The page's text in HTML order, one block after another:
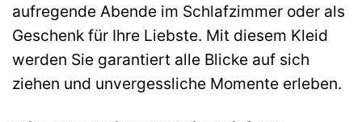
aufregende Abende im Schlafzimmer oder als
Geschenk für Ihre Liebste. Mit diesem Kleid
werden Sie garantiert alle Blicke auf sich
ziehen und unvergessliche Momente erleben.